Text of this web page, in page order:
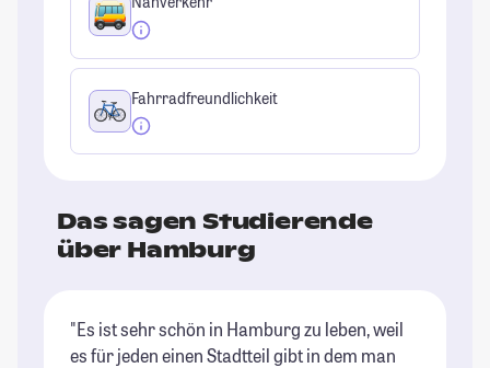
Fahrradfreundlichkeit
Das sagen Studierende
über Hamburg
"Es ist sehr schön in Hamburg zu leben, weil
es für jeden einen Stadtteil gibt in dem man